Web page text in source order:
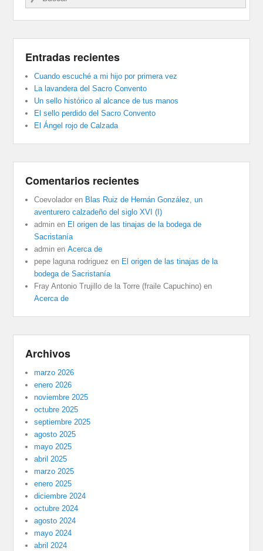
Entradas recientes
Cuando escuché a mi hijo por primera vez
La lavandera del Sacro Convento
Un sello histórico al alcance de tus manos
El sello perdido del Sacro Convento
El Ángel rojo de Calzada
Comentarios recientes
Coevolador en Blas Ruiz de Hernán González, un
aventurero calzadeño del siglo XVI (I)
admin en El origen de las tinajas de la bodega de
Sacristanía
admin enAcerca de
pepe laguna rodriguez en El origen de las tinajas de la
bodega de Sacristanía
Fray Antonio Trujillo de la Torre (fraile Capuchino) en
Acerca de
Archivos
marzo 2026
enero 2026
noviembre 2025
octubre 2025
septiembre 2025
agosto 2025
mayo 2025
abril 2025
marzo 2025
enero 2025
diciembre 2024
octubre 2024
agosto 2024
mayo 2024
abril 2024